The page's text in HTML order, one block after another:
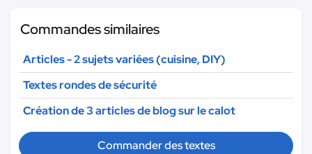
Commandes similaires
Articles - 2 sujets variées (cuisine, DIY)
Textes rondes de sécurité
Création de 3 articles de blog sur le calot
Commander des textes